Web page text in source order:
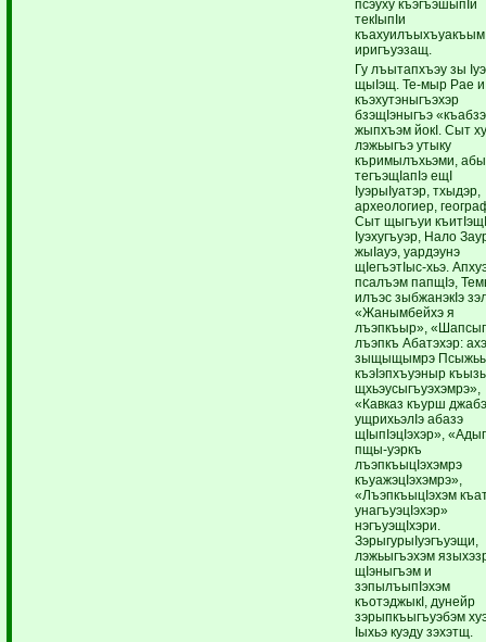
псэуху къэгъэшыпIи
текIыпIи
иригъуэзащ.
Гу лъытапхъэу зы
щыIэщ. Те-мыр Рае и
къэхутэныгъэхэр
бзэщIэныгъэ
жыпхъэм йокI. Сыт
лэжьыгъэ утыку
къримылъхьэми, абы
тегъэщIапIэ ещI
IуэрыIуатэр, тхыдэр,
археологиер,
Сыт щыгъуи
Iуэхугъуэр, Нало
жыIауэ, уардэунэ
щIегъэтIыс-хьэ.
псалъэм папщIэ,
илъэс зыбжанэкIэ
«Жанымбейхэ я
лъэпкъыр»,
лъэпкъ Абатэхэр:
зыщыщымрэ
къэIэпхъуэныр
щхьэусыгъуэхэмрэ»,
«Кавказ къурш
ущрихьэлIэ абазэ
щIыпIэцIэхэр»,
пщы-уэркъ
лъэпкъыцIэхэмрэ
къуажэцIэхэмрэ»,
«ЛъэпкъыцIэхэм
унагъуэцIэхэр»
нэгъуэщIхэри.
ЗэрыгурыIуэгъуэщи,
лэжьыгъэхэм
щIэныгъэм и
зэпылъыпIэхэм
къотэджыкI, дунейр
зэрыпкъыгъуэбэм
Iыхьэ куэду зэхэтщ.